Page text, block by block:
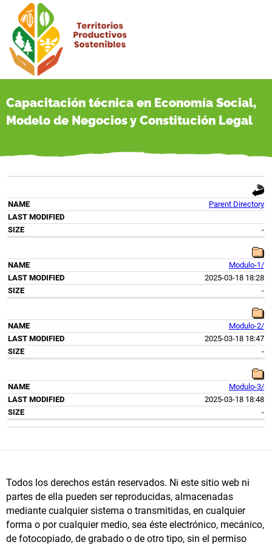
Capacitación técnica en Economía Social,
Modelo de Negocios y Constitución Legal
Parent Directory
-
Modulo-1/
2025-03-18 18:28
-
Modulo-2/
2025-03-18 18:47
-
Modulo-3/
2025-03-18 18:48
-
Todos los derechos están reservados. Ni este sitio web ni
partes de ella pueden ser reproducidas, almacenadas
mediante cualquier sistema o transmitidas, en cualquier
forma o por cualquier medio, sea éste electrónico, mecánico,
de fotocopiado, de grabado o de otro tipo, sin el permiso